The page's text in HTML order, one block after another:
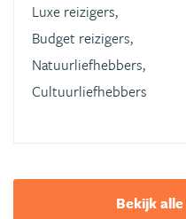
Luxe reizigers,
Budget reizigers,
Natuurliefhebbers,
Cultuurliefhebbers
Bekijk